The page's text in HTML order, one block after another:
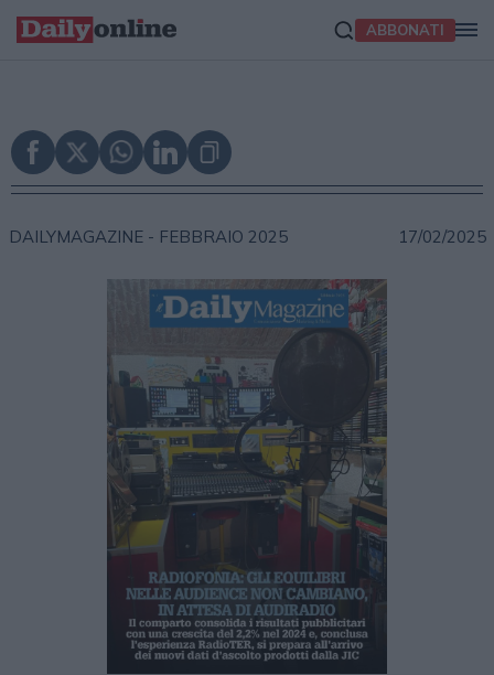
ABBONATI
DAILYMAGAZINE - FEBBRAIO 2025 17/02/2025